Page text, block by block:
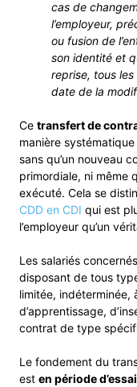
cas de
l’employeur,
ou fusion de
son identité et
reprise, tous
date de la
Ce transfert de
manière
sans qu’un nouveau
primordiale, ni même
exécuté. Cela se
CDD en CDI qui est
l’employeur qu’un
Les salariés
disposant de tous
limitée, indéterminée,
d’apprentissage,
contrat de type
Le fondement du
est en période